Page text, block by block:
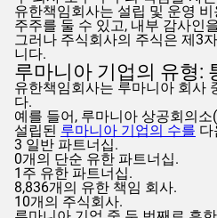
유한책임회사는 설립 및 운영
주주를 둘 수 있고, 내부 감사인
그러나 주식회사의 주식은 제3
니다.
루마니아 기업의 유형:
유한책임회사는 루마니아 회사
다.
예를 들어, 루마니아 상공회의
설립된 루마니아 기업의 수를 다
3 일반 파트너십.
0개의 단순 유한 파트너십.
1주 유한 파트너십.
8,836개의 유한 책임 회사.
10개의 주식회사.